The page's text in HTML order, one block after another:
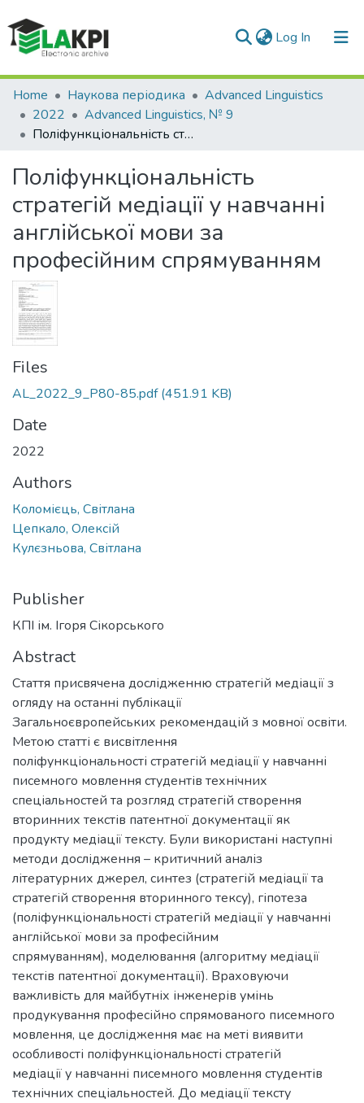
Log In (current)
Communities & Collections
All of DSpace
Home Наукова періодика
Advanced Linguistics
2022
Advanced Linguistics, № 9
Поліфункціональність стратегій медіації у навчанні англійської мови за професійним спрямуванням
Поліфункціональність
стратегій медіації у навчанні
англійської мови за
професійним спрямуванням
Files
AL_2022_9_P80-85.pdf(451.91 KB)
Date
2022
Authors
Коломієць, Світлана
Цепкало, Олексій
Кулєзньова, Світлана
Publisher
КПІ ім. Ігоря Сікорського
Abstract
Стаття присвячена дослідженню стратегій медіації з
огляду на останні публікації
Загальноєвропейських рекомендацій з мовної освіти.
Метою статті є висвітлення
поліфункціональності стратегій медіації у навчанні
писемного мовлення студентів технічних
спеціальностей та розгляд стратегій створення
вторинних текстів патентної документації як
продукту медіації тексту. Були використані наступні
методи дослідження – критичний аналіз
літературних джерел, синтез (стратегій медіації та
стратегій створення вторинного тексу), гіпотеза
(поліфункціональності стратегій медіації у навчанні
англійської мови за професійним
спрямуванням), моделювання (алгоритму медіації
текстів патентної документації). Враховуючи
важливість для майбутніх інженерів умінь
продукування професійно спрямованого писемного
мовлення, це дослідження має на меті виявити
особливості поліфункціональності стратегій
медіації у навчанні писемного мовлення студентів
технічних спеціальностей. До медіації тексту